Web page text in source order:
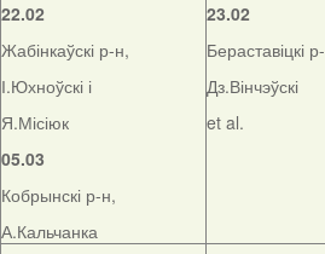
22.02
Жабінкаўскі р-н,
І.Юхноўскі і
Я.Місіюк
05.03
Кобрынскі р-н,
А.Кальчанка
23.02
Бераставіцкі
Дз.Вінчэўскі
et al.